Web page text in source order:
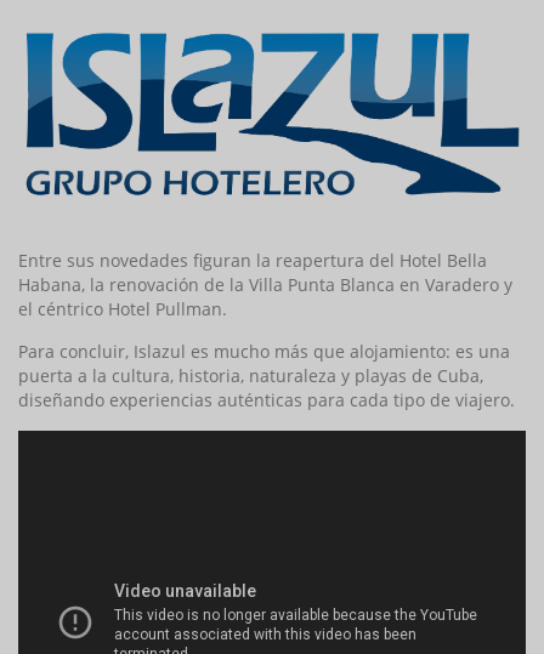
Entre sus novedades figuran la reapertura del Hotel Bella
Habana, la renovación de la Villa Punta Blanca en Varadero y
el céntrico Hotel Pullman.
Para concluir, Islazul es mucho más que alojamiento: es una
puerta a la cultura, historia, naturaleza y playas de Cuba,
diseñando experiencias auténticas para cada tipo de viajero.